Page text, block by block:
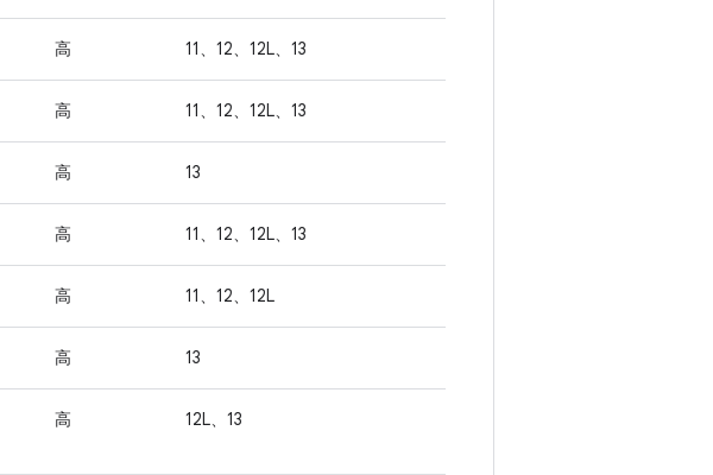
高 11、12、12L、13
高 11、12、12L、13
高 13
高 11、12、12L、13
高 11、12、12L
高 13
高 12L、13